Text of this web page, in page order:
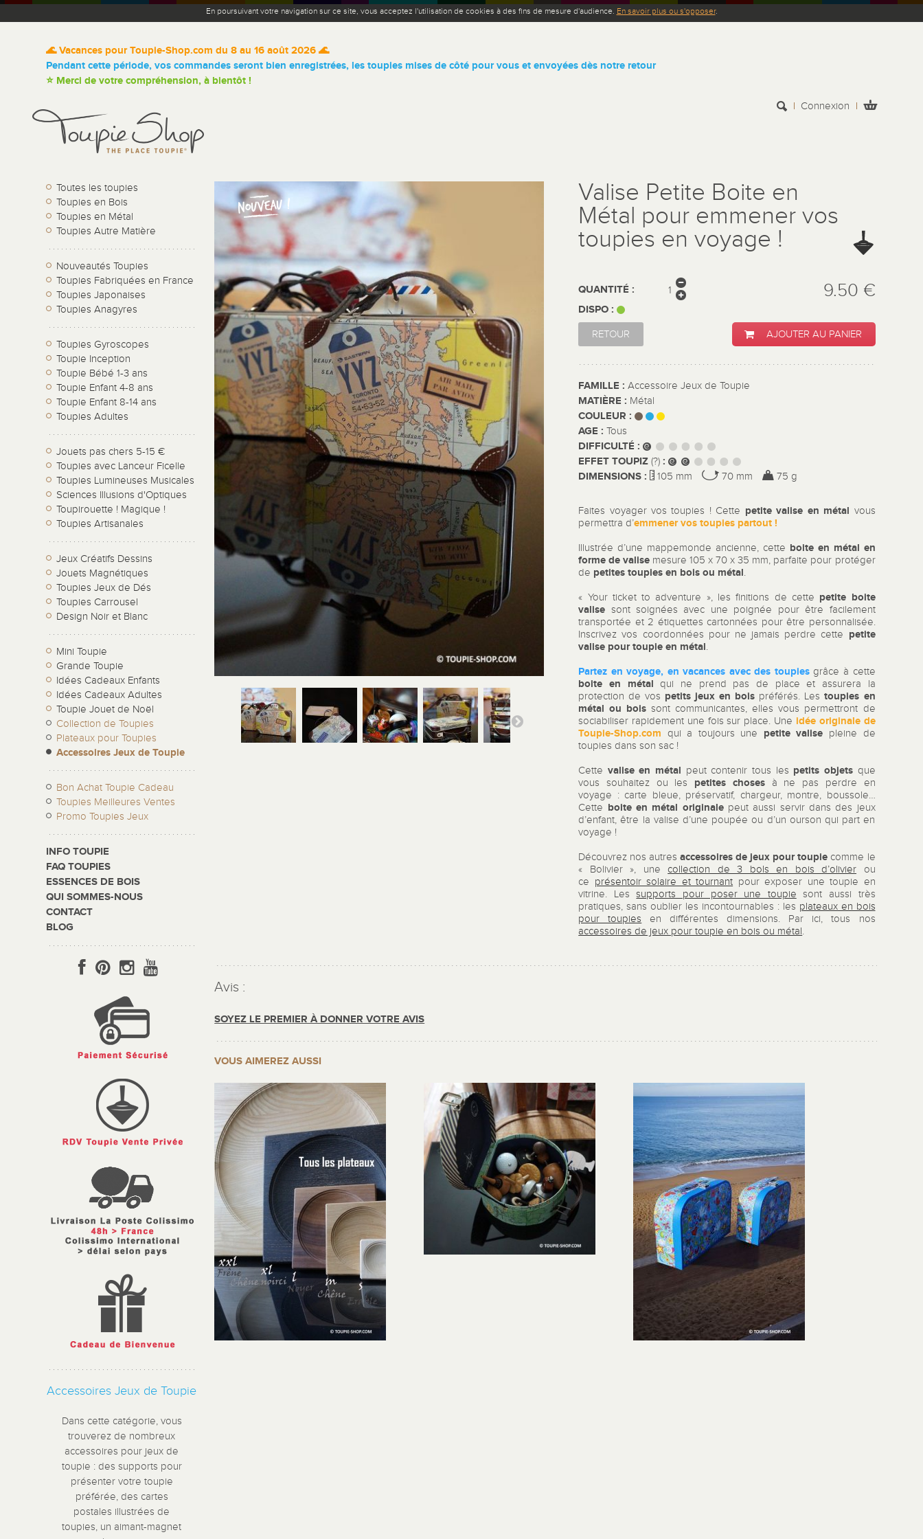
En poursuivant votre navigation sur ce site, vous acceptez l'utilisation de cookies à des fins de mesure d'audience. En savoir plus ou s'opposer.
🌊 Vacances pour Toupie-Shop.com du 8 au 16 août 2026 🌊
Pendant cette période, vos commandes seront bien enregistrées, les toupies mises de côté pour vous et envoyées dès notre retour
⭐ Merci de votre compréhension, à bientôt !
Connexion
Toutes les toupies
Toupies en Bois
Toupies en Métal
Toupies Autre Matière
Nouveautés Toupies
Toupies Fabriquées en France
Toupies Japonaises
Toupies Anagyres
Toupies Gyroscopes
Toupie Inception
Toupie Bébé 1-3 ans
Toupie Enfant 4-8 ans
Toupie Enfant 8-14 ans
Toupies Adultes
Jouets pas chers 5-15 €
Toupies avec Lanceur Ficelle
Toupies Lumineuses Musicales
Sciences Illusions d'Optiques
Toupirouette ! Magique !
Toupies Artisanales
Jeux Créatifs Dessins
Jouets Magnétiques
Toupies Jeux de Dés
Toupies Carrousel
Design Noir et Blanc
Mini Toupie
Grande Toupie
Idées Cadeaux Enfants
Idées Cadeaux Adultes
Toupie Jouet de Noël
Collection de Toupies
Plateaux pour Toupies
Accessoires Jeux de Toupie
Bon Achat Toupie Cadeau
Toupies Meilleures Ventes
Promo Toupies Jeux
INFO TOUPIE
FAQ TOUPIES
ESSENCES DE BOIS
QUI SOMMES-NOUS
CONTACT
BLOG
Accessoires Jeux de Toupie
Dans cette catégorie, vous
trouverez de nombreux
accessoires pour jeux de
toupie : des supports pour
présenter votre toupie
préférée, des cartes
postales illustrées de
toupies, un aimant-magnet
Valise Petite Boite en
Métal pour emmener vos
toupies en voyage !
QUANTITÉ :
DISPO :
9.50 €
RETOUR AJOUTER AU PANIER
FAMILLE :Accessoire Jeux de Toupie
MATIÈRE : Métal
COULEUR :
AGE :Tous
DIFFICULTÉ :
EFFET TOUPIZ(?) :
DIMENSIONS :
105 mm 70 mm 75 g
Faites voyager vos toupies ! Cette petite valise en métal vous
permettra d’emmener vos toupies partout !
Illustrée d’une mappemonde ancienne, cette boite en métal en
forme de valise mesure 105 x 70 x 35 mm, parfaite pour protéger
de petites toupies en bois ou métal.
« Your ticket to adventure », les finitions de cette petite boite
valise sont soignées avec une poignée pour être facilement
transportée et 2 étiquettes cartonnées pour être personnalisée.
Inscrivez vos coordonnées pour ne jamais perdre cette petite
valise pour toupie en métal.
Partez en voyage, en vacances avec des toupiesgrâce à cette
boite en métal qui ne prend pas de place et assurera la
protection de vos petits jeux en bois préférés. Lestoupies en
métal ou bois sont communicantes, elles vous permettront de
sociabiliser rapidement une fois sur place. Une idée originale de
Toupie-Shop.com qui a toujours une petite valise pleine de
toupies dans son sac !
Cette valise en métal peut contenir tous les petits objetsque
vous souhaitez ou les petites chosesà ne pas perdre en
voyage : carte bleue, préservatif, chargeur, montre, boussole…
Cette boite en métal originalepeut aussi servir dans des jeux
d’enfant, être la valise d’une poupée ou d’un ourson qui part en
voyage !
Découvrez nos autresaccessoires de jeux pour toupie comme le
« Bolivier », une collection de 3 bols en bois d’olivier ou
ce présentoir solaire et tournant pour exposer une toupie en
vitrine. Lessupports pour poser une toupie sont aussi très
pratiques, sans oublier les incontournables : les plateaux en bois
pour toupies en différentes dimensions. Par ici, tous nos
accessoires de jeux pour toupie en bois ou métal.
Avis :
SOYEZ LE PREMIER À DONNER VOTRE AVIS
VOUS AIMEREZ AUSSI